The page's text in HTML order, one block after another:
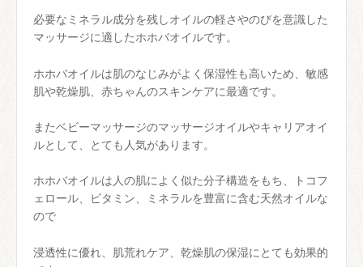
必要なミネラル成分を残しオイルの軽さやのびを意識した
マッサージに適したホホバオイルです。
ホホバオイルは肌のなじみがよく保湿性も高いため、敏感
肌や乾燥肌、赤ちゃんのスキンケアに最適です。
またベビーマッサージのマッサージオイルやキャリアオイ
ルとして、とても人気があります。
ホホバオイルは人の肌によく似た分子構造をもち、トコフ
ェロール、ビタミン、ミネラルを豊富に含む天然オイルな
ので
浸透性に優れ、肌荒れケア、乾燥肌の保湿にとても効果的